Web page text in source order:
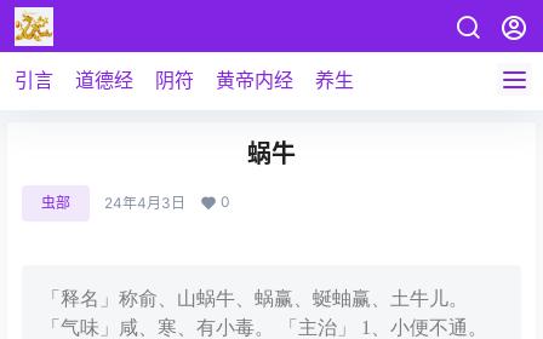
引言 道德经 阴符 黄帝内经 养生
蜗牛
虫部 24年4月3日 0
「释名」称俞、山蜗牛、蜗赢、蜒蚰赢、土牛儿。
「气味」咸、寒、有小毒。 「主治」 1、小便不通。